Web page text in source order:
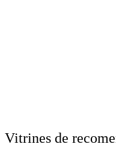
Vitrines de